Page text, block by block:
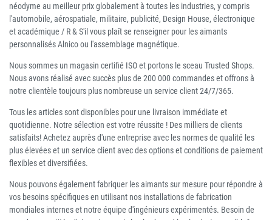
néodyme au meilleur prix globalement à toutes les industries, y compris
l'automobile, aérospatiale, militaire, publicité, Design House, électronique
et académique / R & S'il vous plaît se renseigner pour les aimants
personnalisés Alnico ou l'assemblage magnétique.
Nous sommes un magasin certifié ISO et portons le sceau Trusted Shops.
Nous avons réalisé avec succès plus de 200 000 commandes et offrons à
notre clientèle toujours plus nombreuse un service client 24/7/365.
Tous les articles sont disponibles pour une livraison immédiate et
quotidienne. Notre sélection est votre réussite ! Des milliers de clients
satisfaits! Achetez auprès d'une entreprise avec les normes de qualité les
plus élevées et un service client avec des options et conditions de paiement
flexibles et diversifiées.
Nous pouvons également fabriquer les aimants sur mesure pour répondre à
vos besoins spécifiques en utilisant nos installations de fabrication
mondiales internes et notre équipe d'ingénieurs expérimentés. Besoin de